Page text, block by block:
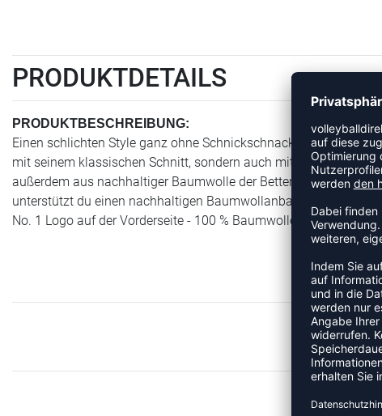
PRODUKTDETAILS
PRODUKTBESCHREIBUNG:
Einen schlichten Style ganz ohne Schnickschnack bekommt du
mit seinem klassischen Schnitt, sondern auch mit dem
außerdem aus nachhaltiger Baumwolle der Better Cotton
unterstützt du einen nachhaltigen Baumwollanbau. Mehr unter
No. 1 Logo auf der Vorderseite - 100 % Baumwolle